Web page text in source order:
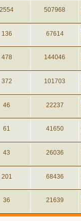
2554 507968
136 67614
478 144046
372 101703
46 22237
61 41650
43 26036
201 68436
36 21639